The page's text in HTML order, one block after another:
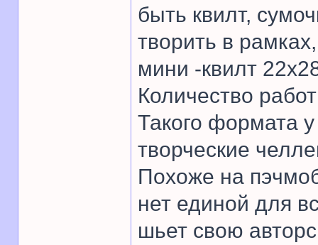
быть квилт,
творить в
мини -квилт
Количество
Такого формата
творческие
Похоже на
нет единой для
шьет свою